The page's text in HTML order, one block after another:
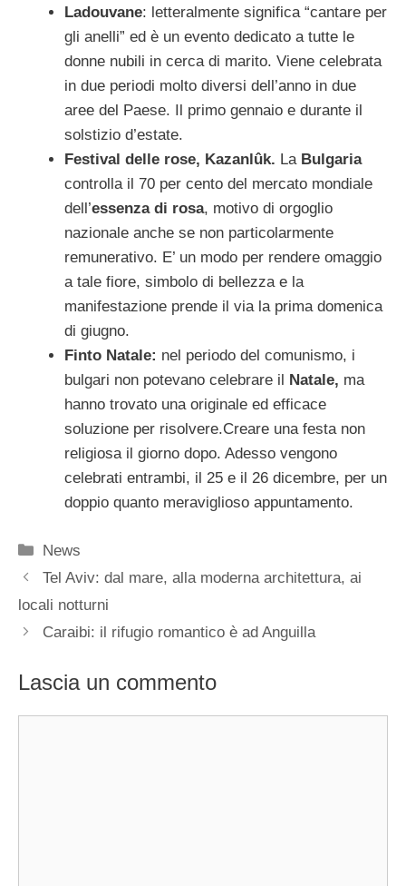
Ladouvane: letteralmente significa “cantare per
gli anelli” ed è un evento dedicato a tutte le
donne nubili in cerca di marito. Viene celebrata
in due periodi molto diversi dell’anno in due
aree del Paese. Il primo gennaio e durante il
solstizio d’estate.
Festival delle rose, Kazanlûk. La Bulgaria
controlla il 70 per cento del mercato mondiale
dell’essenza di rosa, motivo di orgoglio
nazionale anche se non particolarmente
remunerativo. E’ un modo per rendere omaggio
a tale fiore, simbolo di bellezza e la
manifestazione prende il via la prima domenica
di giugno.
Finto Natale: nel periodo del comunismo, i
bulgari non potevano celebrare il Natale, ma
hanno trovato una originale ed efficace
soluzione per risolvere.Creare una festa non
religiosa il giorno dopo. Adesso vengono
celebrati entrambi, il 25 e il 26 dicembre, per un
doppio quanto meraviglioso appuntamento.
Categorie
News
Tel Aviv: dal mare, alla moderna architettura, ai
locali notturni
Caraibi: il rifugio romantico è ad Anguilla
Lascia un commento